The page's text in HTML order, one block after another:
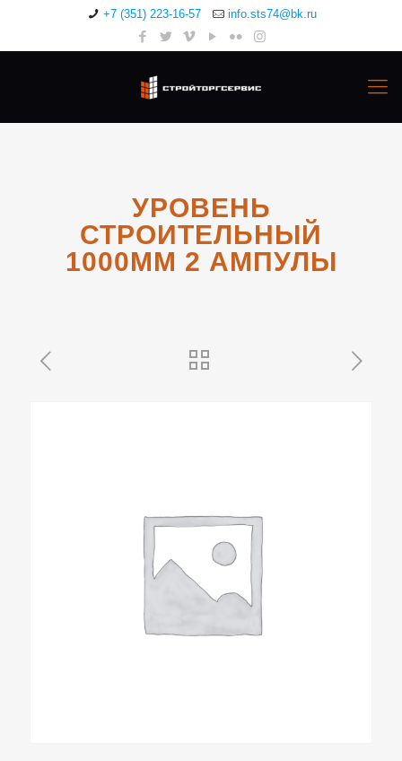
+7 (351) 223-16-57 info.sts74@bk.ru
УРОВЕНЬ
СТРОИТЕЛЬНЫЙ
1000ММ 2 АМПУЛЫ